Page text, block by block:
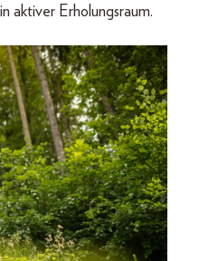
aktiver Erholungsraum.